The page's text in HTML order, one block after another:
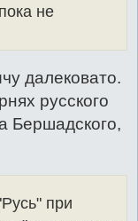
не
далековато.
русского
Бершадского,
при